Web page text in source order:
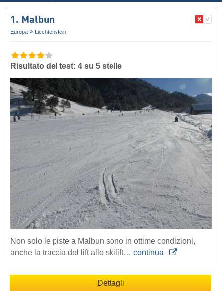
1. Malbun
Europa Liechtenstein
Risultato del test: 4 su 5 stelle
Non solo le piste a Malbun sono in ottime condizioni,
anche la traccia del lift allo skilift… continua
Dettagli